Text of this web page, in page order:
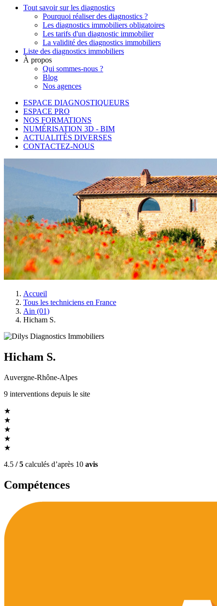
Tout savoir sur les diagnostics
Pourquoi réaliser des diagnostics ?
Les diagnostics immobiliers obligatoires
Les tarifs d'un diagnostic immobilier
La validité des diagnostics immobiliers
Liste des diagnostics immobiliers
À propos
Qui sommes-nous ?
Blog
Nos agences
ESPACE DIAGNOSTIQUEURS
ESPACE PRO
NOS FORMATIONS
NUMÉRISATION 3D - BIM
ACTUALITÉS DIVERSES
CONTACTEZ-NOUS
Accueil
Tous les techniciens en France
Ain (01)
Hicham S.
Hicham S.
Auvergne-Rhône-Alpes
9 interventions depuis le site
★
★
★
★
★
4.5 / 5 calculés d’après 10 avis
Compétences